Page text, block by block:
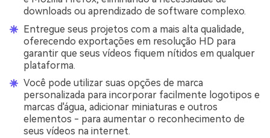
downloads ou aprendizado de software complexo.
Entregue seus projetos com a mais alta qualidade,
oferecendo exportações em resolução HD para
garantir que seus vídeos fiquem nítidos em qualquer
plataforma.
Você pode utilizar suas opções de marca
personalizada para incorporar facilmente logotipos e
marcas d'água, adicionar miniaturas e outros
elementos - para aumentar o reconhecimento de
seus vídeos na internet.